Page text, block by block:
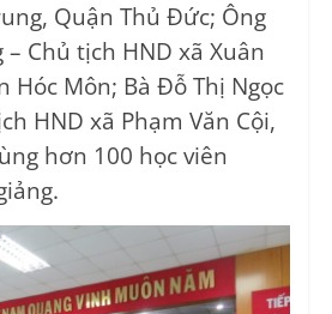
Quận Thủ Đức; Ông
Chủ tịch HND xã Xuân
Hóc Môn; Bà Đỗ Thị Ngọc
HND xã Phạm Văn Cội,
hơn 100 học viên